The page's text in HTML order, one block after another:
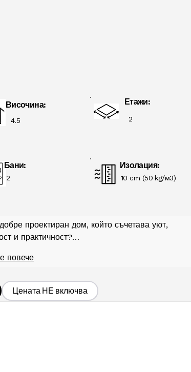
Височина:
4.5
Етажи:
2
Бани:
2
Изолация:
10 cm (50 kg/м3)
проектиран дом, който съчетава уют,
и практичност?…
повече
Цената НЕ включва